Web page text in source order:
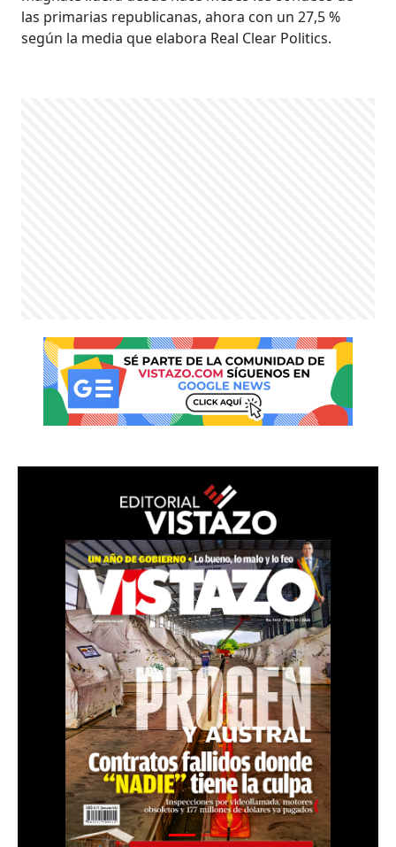
las primarias republicanas, ahora con un 27,5 %
según la media que elabora Real Clear Politics.